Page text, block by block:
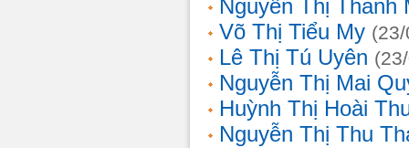
Nguyễn Thị Thanh
Võ Thị Tiểu My
Lê Thị Tú Uyên
Nguyễn Thị Mai
Huỳnh Thị Hoài
Nguyễn Thị Thu